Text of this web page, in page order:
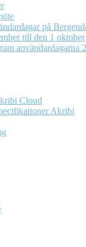
på
till den 1 oktober
användardagarna
Cloud
Akribi